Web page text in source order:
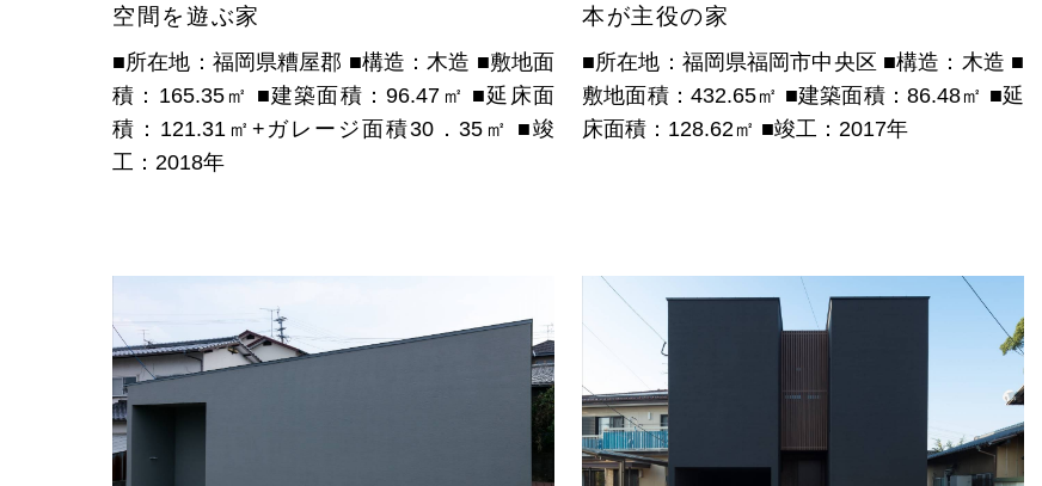
空間を遊ぶ家
■所在地：福岡県糟屋郡 ■構造：木造 ■敷地面
積：165.35㎡ ■建築面積：96.47㎡ ■延床面
積：121.31㎡+ガレージ面積30．35㎡ ■竣
工：2018年
本が主役の家
■所在地：福岡県福岡市中央区 ■構造：木造 ■
敷地面積：432.65㎡ ■建築面積：86.48㎡ ■延
床面積：128.62㎡ ■竣工：2017年